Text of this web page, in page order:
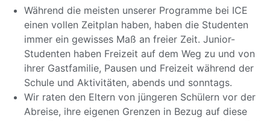
Während die meisten unserer Programme bei ICE
einen vollen Zeitplan haben, haben die Studenten
immer ein gewisses Maß an freier Zeit. Junior-
Studenten haben Freizeit auf dem Weg zu und von
ihrer Gastfamilie, Pausen und Freizeit während der
Schule und Aktivitäten, abends und sonntags.
Wir raten den Eltern von jüngeren Schülern vor der
Abreise, ihre eigenen Grenzen in Bezug auf diese